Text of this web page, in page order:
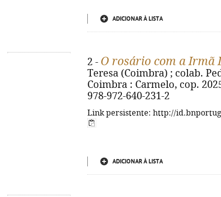
ADICIONAR À LISTA
2 - O rosário com a Irmã
Teresa (Coimbra) ; colab.
Coimbra : Carmelo, cop.
978-972-640-231-2
Link persistente: http://
ADICIONAR À LISTA